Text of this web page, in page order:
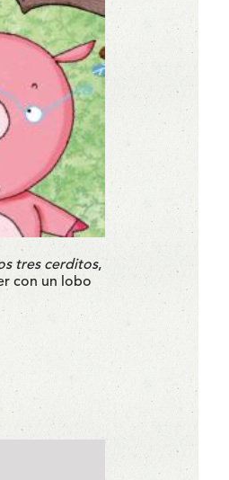
tres cerditos,
con un lobo